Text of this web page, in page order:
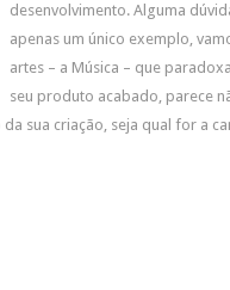
desenvolvimento. Alguma
apenas um único exemplo,
artes – a Música – que
seu produto acabado, parece
sua criação, seja qual for a